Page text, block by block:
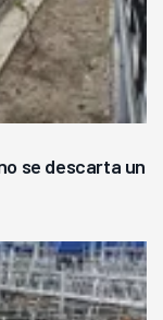
se descarta un